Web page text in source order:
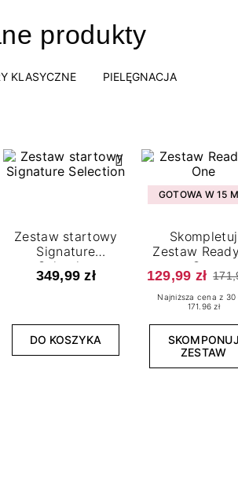
produkty
KLASYCZNE PIELĘGNACJA
Zestaw startowy
Signature
Selection
349,99 zł
DO KOSZYKA
GOTOWA W 15
Skompletuj
Zestaw
One
129,99 zł
Najniższa cena z 30
171.96 zł
SKOMPONUJ
ZESTAW